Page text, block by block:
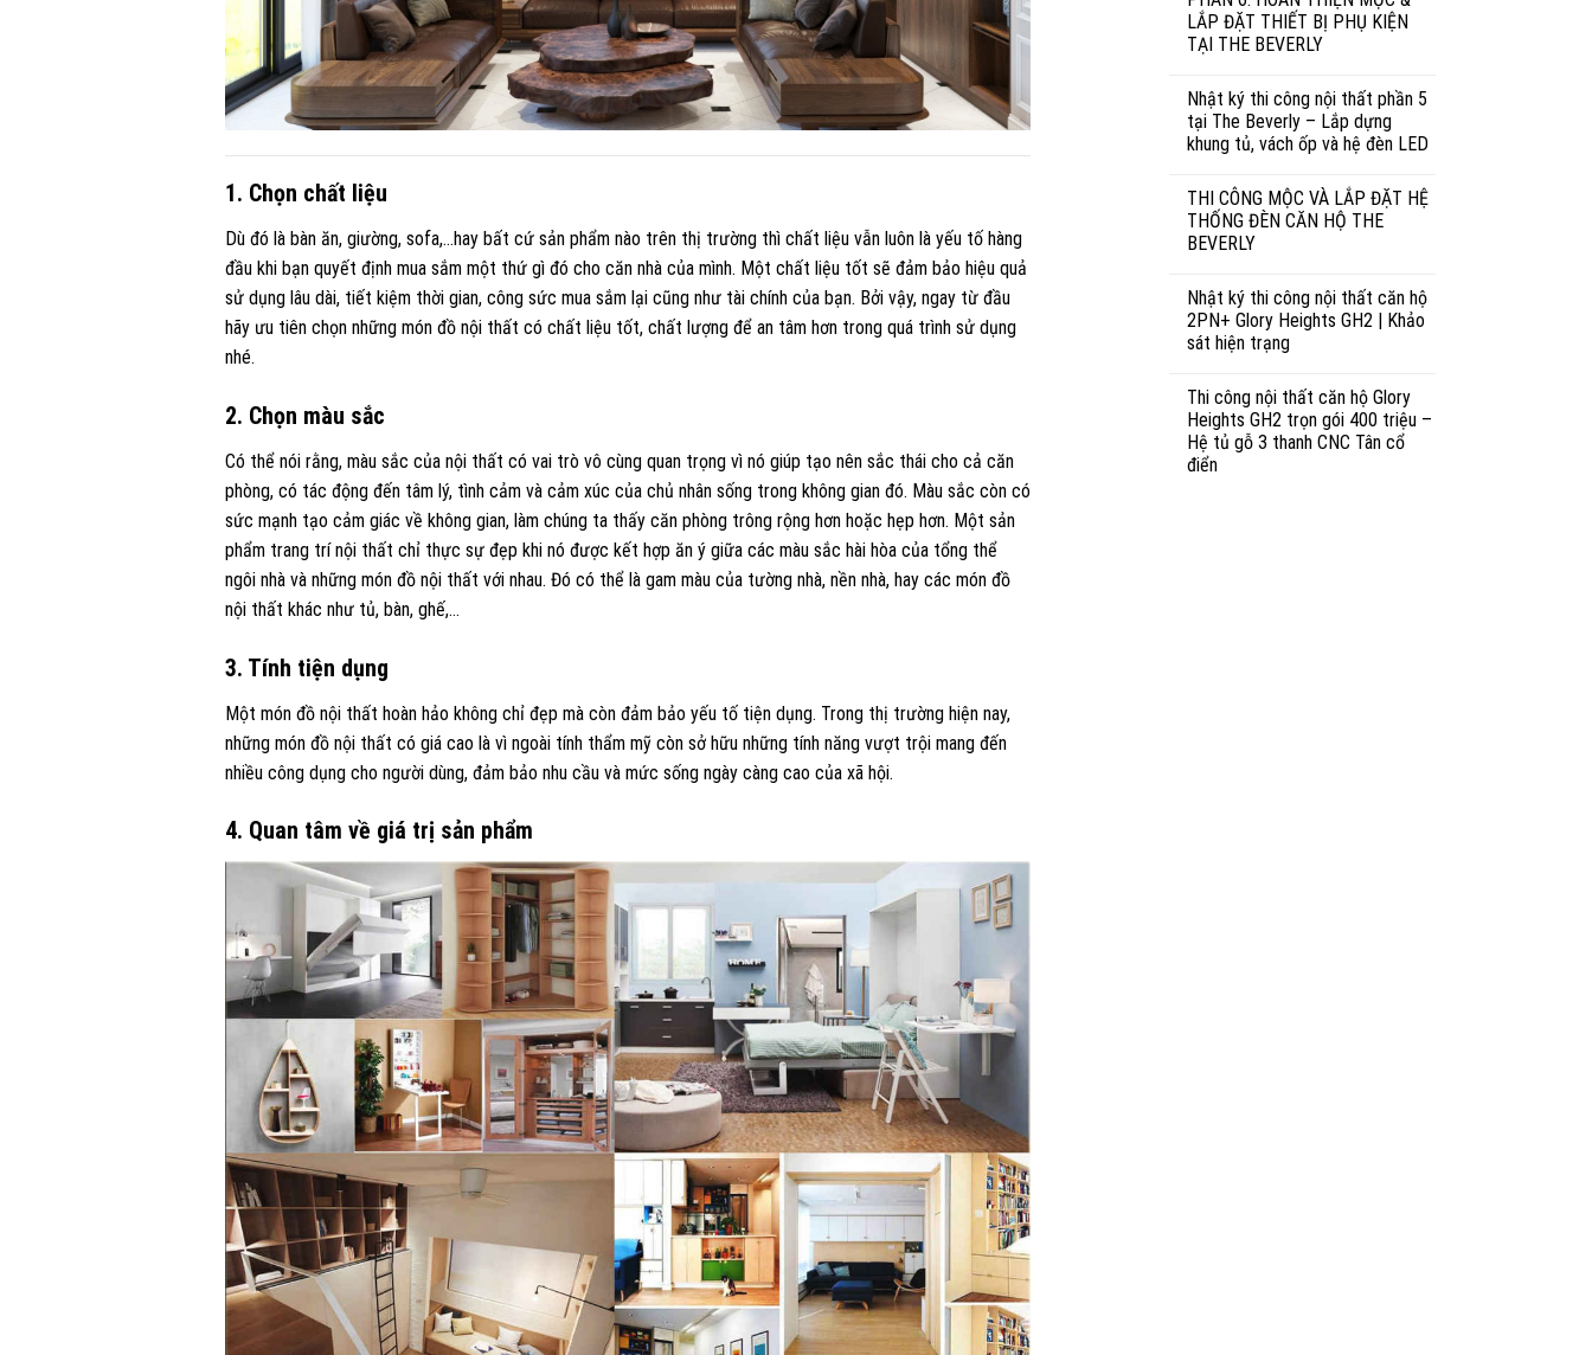
1. Chọn chất liệu
Dù đó là bàn ăn, giường, sofa,…hay bất cứ sản phẩm nào trên thị trường thì chất liệu vẫn luôn là yếu tố hàng
đầu khi bạn quyết định mua sắm một thứ gì đó cho căn nhà của mình. Một chất liệu tốt sẽ đảm bảo hiệu quả
sử dụng lâu dài, tiết kiệm thời gian, công sức mua sắm lại cũng như tài chính của bạn. Bởi vậy, ngay từ đầu
hãy ưu tiên chọn những món đồ nội thất có chất liệu tốt, chất lượng để an tâm hơn trong quá trình sử dụng
nhé.
2. Chọn màu sắc
Có thể nói rằng, màu sắc của nội thất có vai trò vô cùng quan trọng vì nó giúp tạo nên sắc thái cho cả căn
phòng, có tác động đến tâm lý, tình cảm và cảm xúc của chủ nhân sống trong không gian đó. Màu sắc còn có
sức mạnh tạo cảm giác về không gian, làm chúng ta thấy căn phòng trông rộng hơn hoặc hẹp hơn. Một sản
phẩm trang trí nội thất chỉ thực sự đẹp khi nó được kết hợp ăn ý giữa các màu sắc hài hòa của tổng thể
ngôi nhà và những món đồ nội thất với nhau. Đó có thể là gam màu của tường nhà, nền nhà, hay các món đồ
nội thất khác như tủ, bàn, ghế,…
3. Tính tiện dụng
Một món đồ nội thất hoàn hảo không chỉ đẹp mà còn đảm bảo yếu tố tiện dụng. Trong thị trường hiện nay,
những món đồ nội thất có giá cao là vì ngoài tính thẩm mỹ còn sở hữu những tính năng vượt trội mang đến
nhiều công dụng cho người dùng, đảm bảo nhu cầu và mức sống ngày càng cao của xã hội.
4. Quan tâm về giá trị sản phẩm
LẮP ĐẶT THIẾT BỊ PHỤ KIỆN
TẠI THE BEVERLY
Nhật ký thi công nội thất phần 5
tại The Beverly – Lắp dựng
khung tủ, vách ốp và hệ đèn LED
THI CÔNG MỘC VÀ LẮP ĐẶT HỆ
THỐNG ĐÈN CĂN HỘ THE
BEVERLY
Nhật ký thi công nội thất căn hộ
2PN+ Glory Heights GH2 | Khảo
sát hiện trạng
Thi công nội thất căn hộ Glory
Heights GH2 trọn gói 400 triệu –
Hệ tủ gỗ 3 thanh CNC Tân cổ
điển